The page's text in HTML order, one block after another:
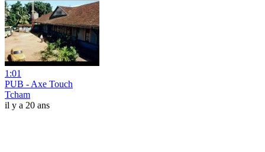
1:01
PUB - Axe Touch
Tcham
il y a 20 ans